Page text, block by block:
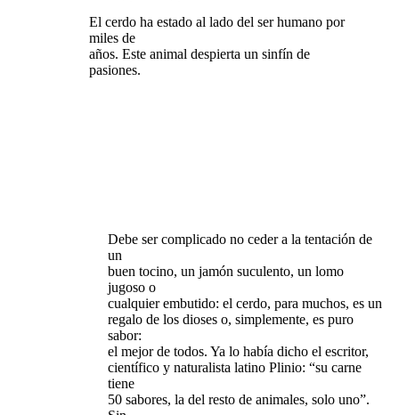
El cerdo ha estado al lado del ser humano por
miles de
años. Este animal despierta un sinfín de
pasiones.
Debe ser complicado no ceder a la tentación de
un
buen tocino, un jamón suculento, un lomo
jugoso o
cualquier embutido: el cerdo, para muchos, es un
regalo de los dioses o, simplemente, es puro
sabor:
el mejor de todos. Ya lo había dicho el escritor,
científico y naturalista latino Plinio: “su carne
tiene
50 sabores, la del resto de animales, solo uno”.